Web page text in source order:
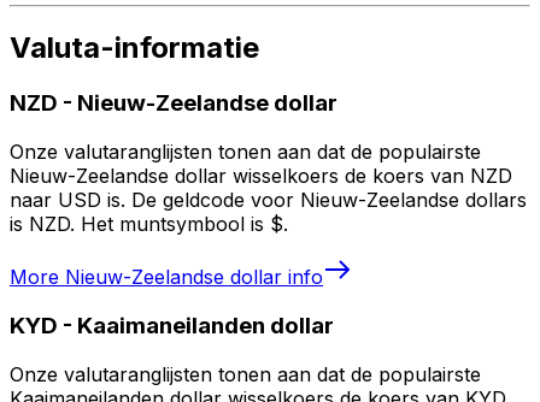
Valuta-informatie
NZD - Nieuw-Zeelandse dollar
Onze valutaranglijsten tonen aan dat de populairste
Nieuw-Zeelandse dollar wisselkoers de koers van NZD
naar USD is. De geldcode voor Nieuw-Zeelandse dollars
is NZD. Het muntsymbool is $.
More Nieuw-Zeelandse dollar info
KYD - Kaaimaneilanden dollar
Onze valutaranglijsten tonen aan dat de populairste